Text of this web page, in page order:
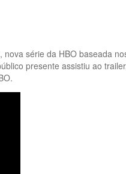
série da HBO baseada
presente assistiu ao